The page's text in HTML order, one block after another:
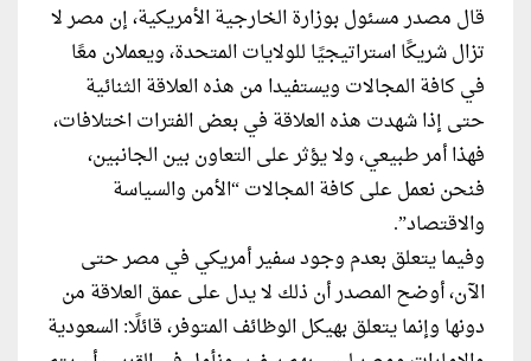
قال مصدر مسئول بوزارة الخارجية الأمريكية، إن مصر لا
تزال شريكًا استراتيجيًا للولايات المتحدة، ويعملان معًا
في كافة المجالات ويستفيدا من هذه العلاقة الثنائية
حتى إذا شهدت هذه العلاقة في بعض الفترات اختلافات،
فهذا أمر طبيعي، ولا يؤثر على التعاون بين الجانبين،
فنحن نعمل على كافة المجالات “الأمن والسياسة
والاقتصاد”.
وفيما يتعلق بعدم وجود سفير أمريكي في مصر حتى
الآن، أوضح المصدر أن ذلك لا يدل على عمق العلاقة من
دونها وإنما يتعلق بهيكل الوظائف المتوفر، قائلًا: السعودية